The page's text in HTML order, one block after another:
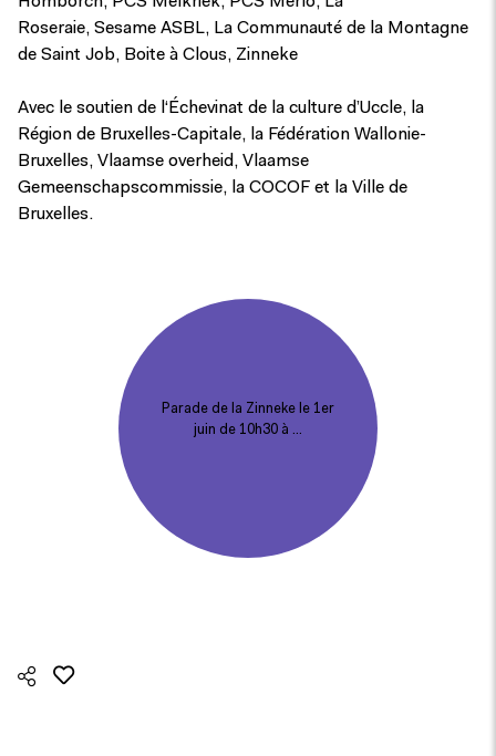
Roseraie, Sesame ASBL, La Communauté de la Montagne
de Saint Job, Boite à Clous, Zinneke
Avec le soutien de l‘Échevinat de la culture d’Uccle, la
Région de Bruxelles-Capitale, la Fédération Wallonie-
Bruxelles, Vlaamse overheid, Vlaamse
Gemeenschapscommissie, la COCOF et la Ville de
Bruxelles.
Parade de la Zinneke le 1er
juin de 10h30 à …